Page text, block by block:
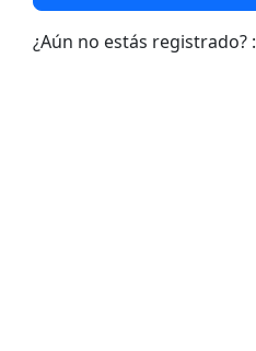
¿Aún no estás registrado? :